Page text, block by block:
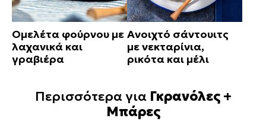
Ομελέτα φούρνου με
λαχανικά και
γραβιέρα
Ανοιχτό σάντουιτς
με νεκταρίνια,
ρικότα και μέλι
Περισσότερα για Γκρανόλες +
Μπάρες